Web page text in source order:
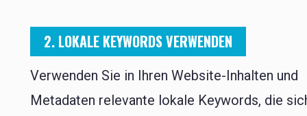
2. LOKALE KEYWORDS VERWENDEN
Verwenden Sie in Ihren Website-Inhalten und
Metadaten relevante lokale Keywords, die